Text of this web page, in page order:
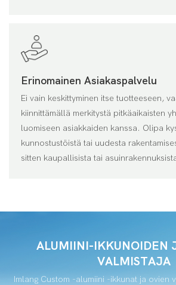
Erinomainen Asiakaspalvelu
Ei vain keskittyminen itse tuotteeseen,
kiinnittämällä merkitystä pitkäaikaisten
luomiseen asiakkaiden kanssa. Olipa
kunnostustöistä tai uudesta
sitten kaupallisista tai
ALUMIINI-IKKUNOIDEN
VALMISTAJA
Imlang Custom -alumiini -ikkunat ja ovien